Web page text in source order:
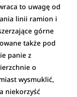
to uwagę od
linii ramion i
górne
także pod
panie z
o
wysmuklić,
niekorzyść